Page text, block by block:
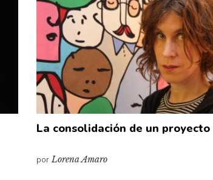
La consolidación de un proyecto
porLorena Amaro